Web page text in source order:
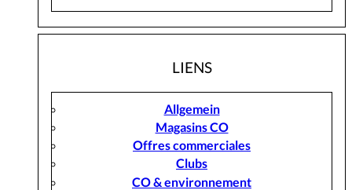
LIENS
Allgemein
Magasins CO
Offres commerciales
Clubs
CO & environnement